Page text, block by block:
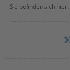
Sie befinden sich hier: